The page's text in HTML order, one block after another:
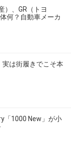
）、GR（トヨ
何？自動車メーカ
は街履きでこそ本
「1000 New」が小